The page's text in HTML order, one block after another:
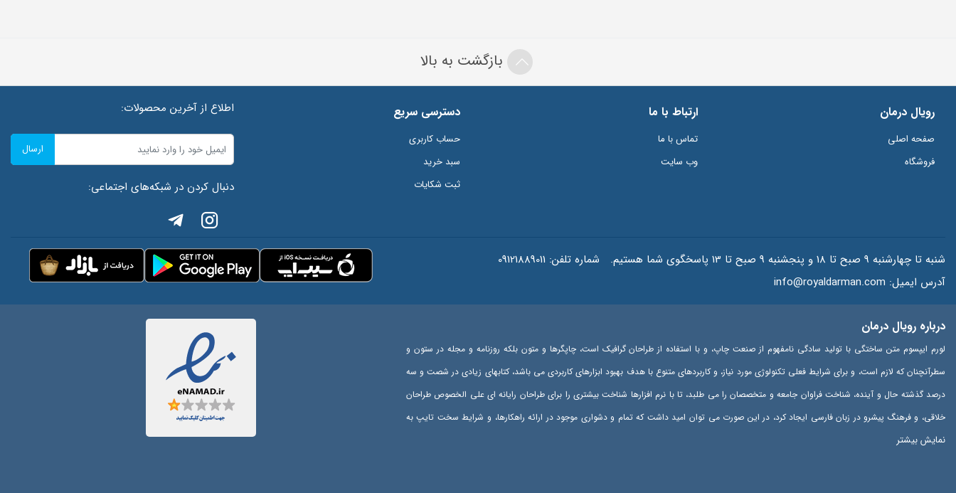
بازگشت به بالا
رویال درمان
صفحه اصلی
فروشگاه
ارتباط با ما
تماس با ما
وب سایت
دسترسی سریع
حساب کاربری
سبد خرید
ثبت شکایات
اطلاع از آخرین محصولات:
ارسال
دنبال کردن در شبکه‌های اجتماعی:
شنبه تا چهارشنبه 9 صبح تا 18 و پنجشنبه 9 صبح تا 13 پاسخگوی شما هستیم. شماره تلفن: 09121889011
آدرس ایمیل: info@royaldarman.com
درباره رویال درمان
لورم ایپسوم متن ساختگی با تولید سادگی نامفهوم از صنعت چاپ، و با استفاده از طراحان گرافیک است، چاپگرها و متون بلکه روزنامه و مجله در ستون و
سطرآنچنان که لازم است، و برای شرایط فعلی تکنولوژی مورد نیاز، و کاربردهای متنوع با هدف بهبود ابزارهای کاربردی می باشد، کتابهای زیادی در شصت و سه
درصد گذشته حال و آینده، شناخت فراوان جامعه و متخصصان را می طلبد، تا با نرم افزارها شناخت بیشتری را برای طراحان رایانه ای علی الخصوص طراحان
خلاقی، و فرهنگ پیشرو در زبان فارسی ایجاد کرد، در این صورت می توان امید داشت که تمام و دشواری موجود در ارائه راهکارها، و شرایط سخت تایپ به
پایان رسد و زمان مورد نیاز شامل حروفچینی دستاوردهای اصلی، و جوابگوی سوالات پیوسته اهل دنیای موجود طراحی اساسا مورد استفاده قرار گیرد.
نمایش بیشتر